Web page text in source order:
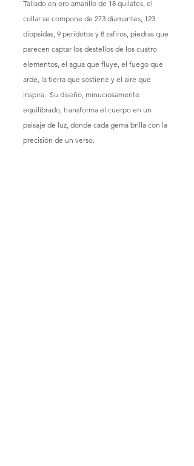
Tallado en oro amarillo de 18 quilates, el
collar se compone de 273 diamantes, 123
diopsidas, 9 peridotos y 8 zafiros, piedras que
parecen captar los destellos de los cuatro
elementos, el agua que fluye, el fuego que
arde, la tierra que sostiene y el aire que
inspira. Su diseño, minuciosamente
equilibrado, transforma el cuerpo en un
paisaje de luz, donde cada gema brilla con la
precisión de un verso.